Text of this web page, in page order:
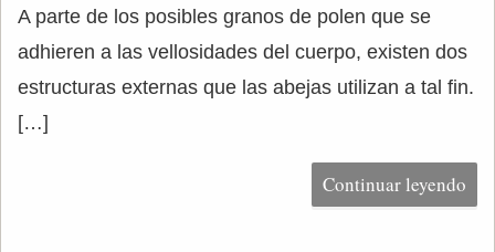
A parte de los posibles granos de polen que se
adhieren a las vellosidades del cuerpo, existen dos
estructuras externas que las abejas utilizan a tal fin.
[…]
Continuar leyendo